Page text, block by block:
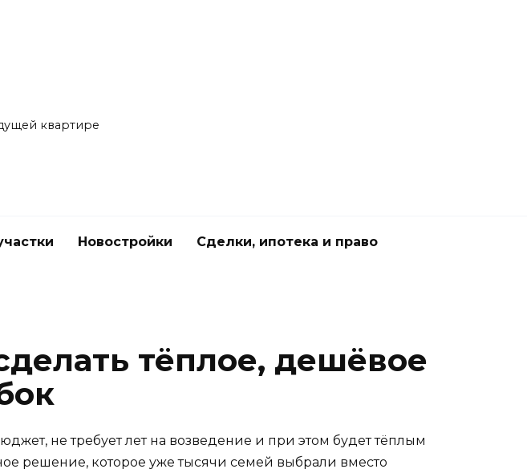
квартире
Новостройки Сделки, ипотека и право
тёплое, дешёвое
не требует лет на возведение и при этом будет тёплым
решение, которое уже тысячи семей выбрали вместо